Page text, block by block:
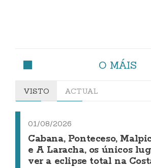
O MÁIS
VISTO ACTUAL
01/08/2026
Cabana, Ponteceso,
e A Laracha, os únicos
ver a eclipse total na